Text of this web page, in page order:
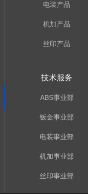
电装产品
机加产品
丝印产品
技术服务
ABS事业部
钣金事业部
电装事业部
机加事业部
丝印事业部